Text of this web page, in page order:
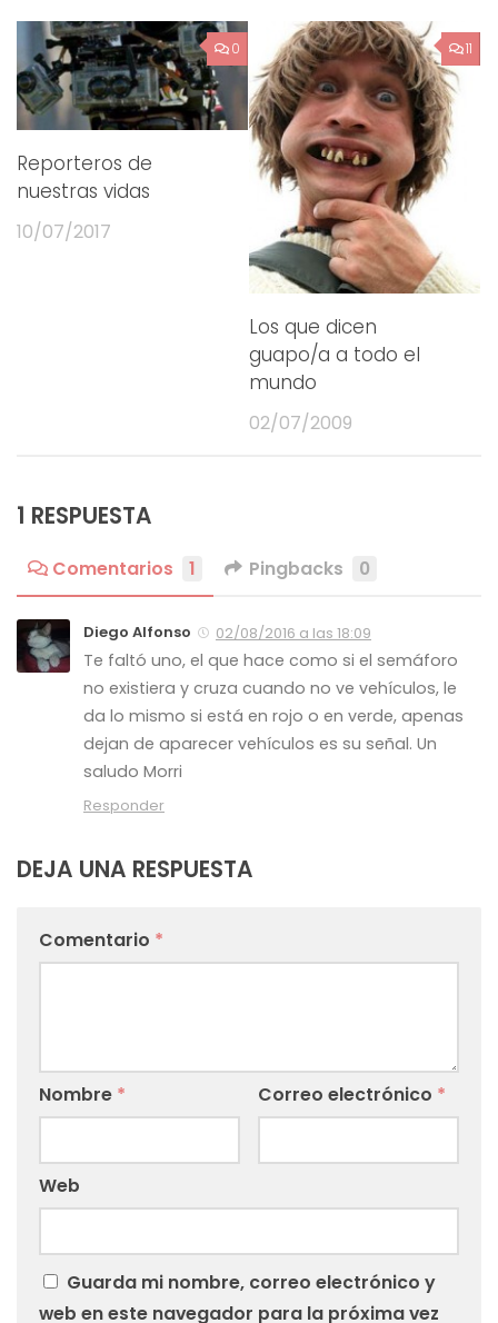
0
Reporteros de
nuestras vidas
10/07/2017
11
Los que dicen
guapo/a a todo el
mundo
02/07/2009
1 RESPUESTA
Comentarios 1 Pingbacks 0
Diego Alfonso 02/08/2016 a las 18:09
Te faltó uno, el que hace como si el semáforo
no existiera y cruza cuando no ve vehículos, le
da lo mismo si está en rojo o en verde, apenas
dejan de aparecer vehículos es su señal. Un
saludo Morri
Responder
DEJA UNA RESPUESTA
Comentario *
Nombre * Correo electrónico *
Web
Guarda mi nombre, correo electrónico y
web en este navegador para la próxima vez